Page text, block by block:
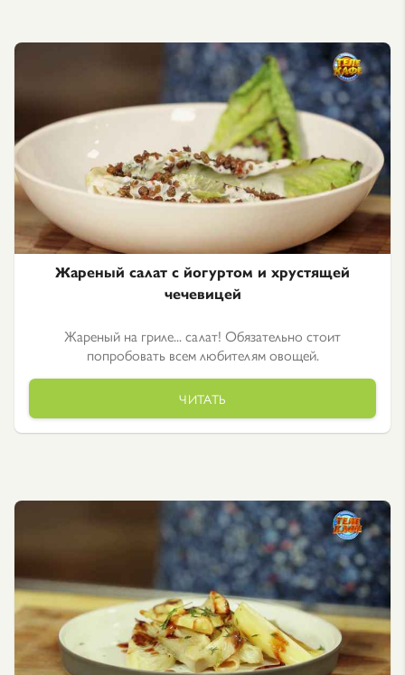
Жареный салат с йогуртом и хрустящей
чечевицей
Жареный на гриле... салат! Обязательно стоит
попробовать всем любителям овощей.
ЧИТАТЬ